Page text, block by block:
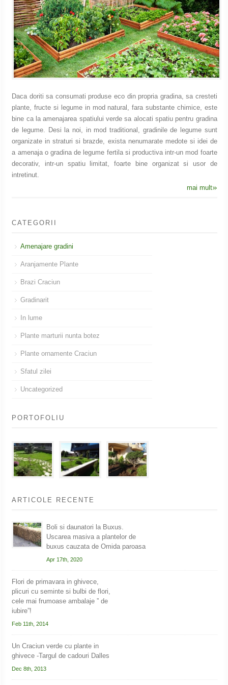
Daca doriti sa consumati produse eco din propria gradina, sa cresteti
plante, fructe si legume in mod natural, fara substante chimice, este
bine ca la amenajarea spatiului verde sa alocati spatiu pentru gradina
de legume. Desi la noi, in mod traditional, gradinile de legume sunt
organizate in straturi si brazde, exista nenumarate medote si idei de
a amenaja o gradina de legume fertila si productiva intr-un mod foarte
decorativ, intr-un spatiu limitat, foarte bine organizat si usor de
intretinut.
mai mult»
CATEGORII
Amenajare gradini
Aranjamente Plante
Brazi Craciun
Gradinarit
In lume
Plante marturii nunta botez
Plante ornamente Craciun
Sfatul zilei
Uncategorized
PORTOFOLIU
ARTICOLE RECENTE
Boli si daunatori la Buxus.
Uscarea masiva a plantelor de
buxus cauzata de Omida paroasa
Apr 17th, 2020
Flori de primavara in ghivece,
plicuri cu seminte si bulbi de flori,
cele mai frumoase ambalaje ” de
iubire”!
Feb 11th, 2014
Un Craciun verde cu plante in
ghivece -Targul de cadouri Dalles
Dec 8th, 2013